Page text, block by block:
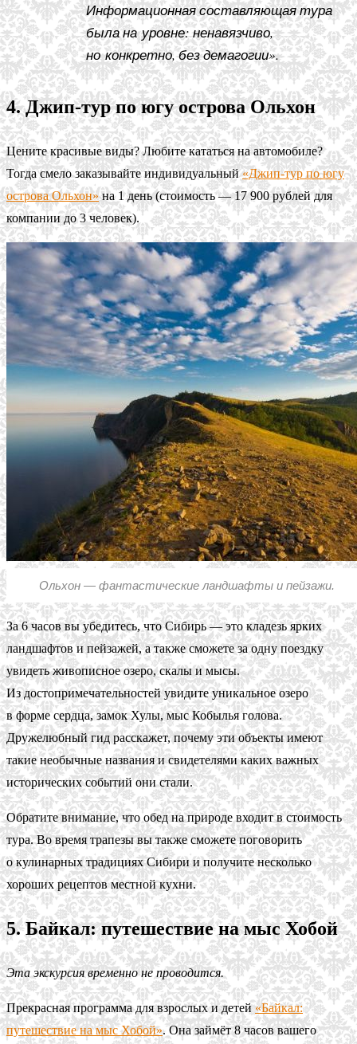
Информационная составляющая тура
была на уровне: ненавязчиво,
но конкретно, без демагогии».
4. Джип-тур по югу острова Ольхон
Цените красивые виды? Любите кататься на автомобиле?
Тогда смело заказывайте индивидуальный«Джип-тур по югу
острова Ольхон»на 1 день (стоимость — 17 900 рублей для
компании до 3 человек).
Ольхон — фантастические ландшафты и пейзажи.
За 6 часов вы убедитесь, что Сибирь — это кладезь ярких
ландшафтов и пейзажей, а также сможете за одну поездку
увидеть живописное озеро, скалы и мысы.
Из достопримечательностей увидите уникальное озеро
в форме сердца, замок Хулы, мыс Кобылья голова.
Дружелюбный гид расскажет, почему эти объекты имеют
такие необычные названия и свидетелями каких важных
исторических событий они стали.
Обратите внимание, что обед на природе входит в стоимость
тура. Во время трапезы вы также сможете поговорить
о кулинарных традициях Сибири и получите несколько
хороших рецептов местной кухни.
5. Байкал: путешествие на мыс Хобой
Эта экскурсия временно не проводится.
Прекрасная программа для взрослых и детей«Байкал:
путешествие на мыс Хобой». Она займёт 8 часов вашего